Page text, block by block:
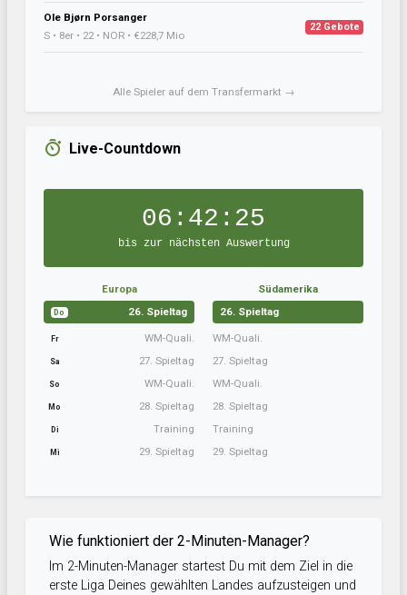
Ole Bjørn Porsanger
S • 8er • 22 • NOR • €228,7 Mio
22 Gebote
Alle Spieler auf dem Transfermarkt →
Live-Countdown
06:42:24
bis zur nächsten Auswertung
Europa
Do 26. Spieltag
Fr WM-Quali.
Sa 27. Spieltag
So WM-Quali.
Mo 28. Spieltag
Di Training
Mi 29. Spieltag
Südamerika
26. Spieltag
WM-Quali.
27. Spieltag
WM-Quali.
28. Spieltag
Training
29. Spieltag
Wie funktioniert der 2-Minuten-Manager?
Im 2-Minuten-Manager startest Du mit dem Ziel in die
erste Liga Deines gewählten Landes aufzusteigen und